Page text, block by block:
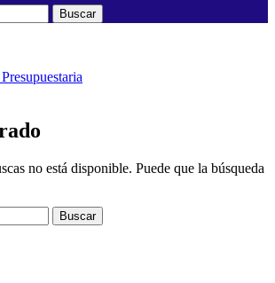
no está disponible. Puede que la búsqueda